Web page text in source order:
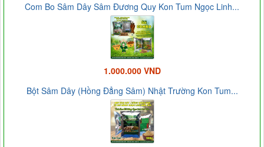
Com Bo Sâm Dây Sâm Đương Quy Kon Tum Ngọc Linh...
1.000.000 VND
Bột Sâm Dây (Hồng Đẳng Sâm) Nhật Trường Kon Tum...